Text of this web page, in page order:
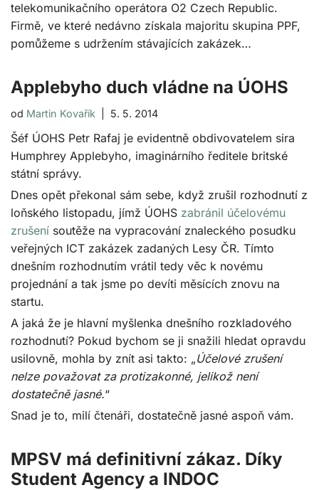
telekomunikačního operátora O2 Czech Republic.
Firmě, ve které nedávno získala majoritu skupina PPF,
pomůžeme s udržením stávajících zakázek…
Applebyho duch vládne na ÚOHS
od Martin Kovařík 5. 5. 2014
Šéf ÚOHS Petr Rafaj je evidentně obdivovatelem sira
Humphrey Applebyho, imaginárního ředitele britské
státní správy.
Dnes opět překonal sám sebe, když zrušil rozhodnutí z
loňského listopadu, jímž ÚOHS zabránil účelovému
zrušení soutěže na vypracování znaleckého posudku
veřejných ICT zakázek zadaných Lesy ČR. Tímto
dnešním rozhodnutím vrátil tedy věc k novému
projednání a tak jsme po devíti měsících znovu na
startu.
A jaká že je hlavní myšlenka dnešního rozkladového
rozhodnutí? Pokud bychom se ji snažili hledat opravdu
usilovně, mohla by znít asi takto: „Účelové zrušení
nelze považovat za protizakonné, jelikož není
dostatečně jasné.“
Snad je to, milí čtenáři, dostatečně jasné aspoň vám.
MPSV má definitivní zákaz. Díky
Student Agency a INDOC